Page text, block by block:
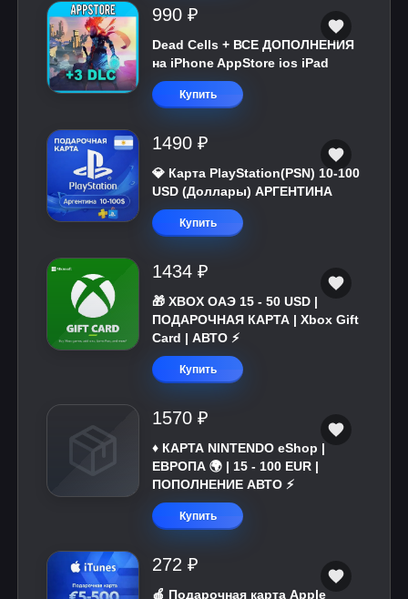
990 ₽
Dead Cells + ВСЕ ДОПОЛНЕНИЯ
на iPhone AppStore ios iPad
Купить
1490 ₽
💎 Карта PlayStation(PSN) 10-100
USD (Доллары) АРГЕНТИНА
Купить
1434 ₽
🎁 XBOX ОАЭ 15 - 50 USD |
ПОДАРОЧНАЯ КАРТА | Xbox Gift
Card | АВТО ⚡
Купить
1570 ₽
♦️ КАРТА NINTENDO eShop |
ЕВРОПА 🌍 | 15 - 100 EUR |
ПОПОЛНЕНИЕ АВТО ⚡
Купить
272 ₽
🍎 Подарочная карта Apple